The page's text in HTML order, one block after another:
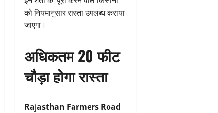
को नियमानुसार रास्ता उपलब्ध कराया
जाएगा।
अधिकतम 20 फीट
चौड़ा होगा रास्ता
Rajasthan Farmers Road